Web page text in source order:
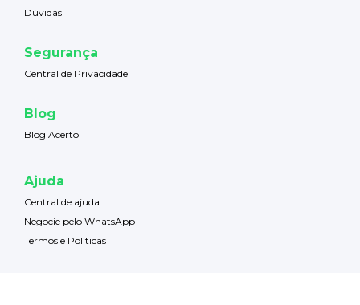
Dúvidas
Segurança
Central de Privacidade
Blog
Blog Acerto
Ajuda
Central de ajuda
Negocie pelo WhatsApp
Termos e Políticas